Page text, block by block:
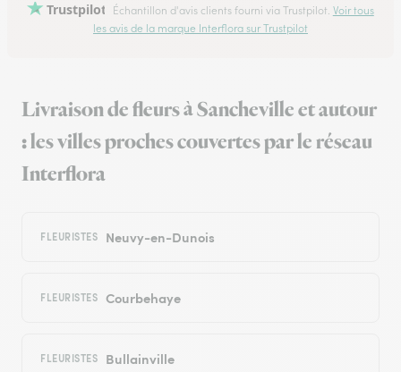
Trustpilot Échantillon d'avis clients fourni via Trustpilot. Voir tous
les avis de la marque Interflora sur Trustpilot
Livraison de fleurs à Sancheville et autour
: les villes proches couvertes par le réseau
Interflora
FLEURISTES Neuvy-en-Dunois
FLEURISTES Courbehaye
FLEURISTES Bullainville